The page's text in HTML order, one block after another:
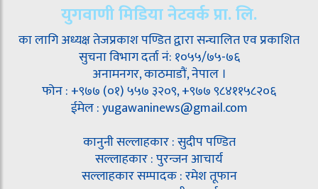
युगवाणी मिडिया नेटवर्क प्रा. लि.
का लागि अध्यक्ष तेजप्रकाश पण्डित द्वारा सन्चालित एव प्रकाशित
सुचना विभाग दर्ता नं: १०५५/७५-७६
अनामनगर, काठमाडौं, नेपाल ।
फोन : +९७७ (०१) ५५७ ३२०९, +९७७ ९८४११५८२०६
ईमेल : yugawaninews@gmail.com
कानुनी सल्लाहकार : सुदीप पण्डित
सल्लाहकार : पुरन्जन आचार्य
सल्लाहकार सम्पादक : रमेश तूफान